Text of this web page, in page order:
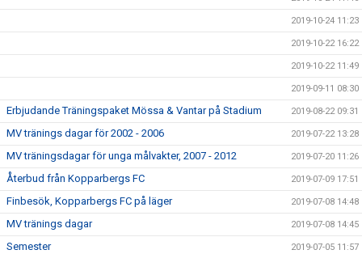
2019-10-24 11:23
2019-10-22 16:22
2019-10-22 11:49
2019-09-11 08:30
Erbjudande Träningspaket Mössa & Vantar på Stadium 2019-08-22 09:31
MV tränings dagar för 2002 - 2006 2019-07-22 13:28
MV träningsdagar för unga målvakter, 2007 - 2012 2019-07-20 11:26
Återbud från Kopparbergs FC 2019-07-09 17:51
Finbesök, Kopparbergs FC på läger 2019-07-08 14:48
MV tränings dagar 2019-07-08 14:45
Semester 2019-07-05 11:57